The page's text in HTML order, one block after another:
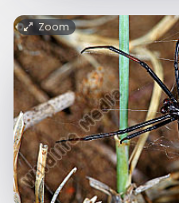
Zoom